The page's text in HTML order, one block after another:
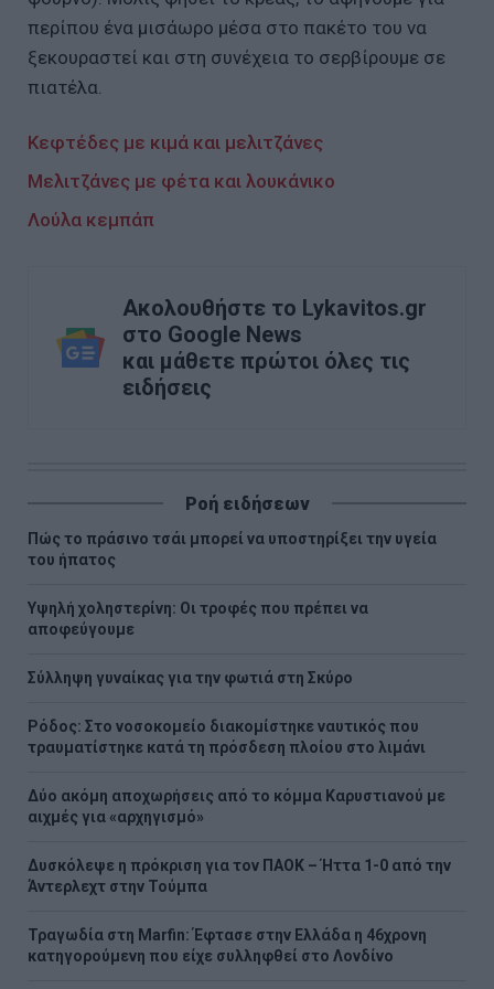
περίπου ένα μισάωρο μέσα στο πακέτο του να
ξεκουραστεί και στη συνέχεια το σερβίρουμε σε
πιατέλα.
Κεφτέδες με κιμά και μελιτζάνες
Μελιτζάνες με φέτα και λουκάνικο
Λούλα κεμπάπ
Ακολουθήστε το Lykavitos.gr
στο Google News
και μάθετε πρώτοι όλες τις
ειδήσεις
Ροή ειδήσεων
Πώς το πράσινο τσάι μπορεί να υποστηρίξει την υγεία
του ήπατος
Υψηλή χοληστερίνη: Οι τροφές που πρέπει να
αποφεύγουμε
Σύλληψη γυναίκας για την φωτιά στη Σκύρο
Ρόδος: Στο νοσοκομείο διακομίστηκε ναυτικός που
τραυματίστηκε κατά τη πρόσδεση πλοίου στο λιμάνι
Δύο ακόμη αποχωρήσεις από το κόμμα Καρυστιανού με
αιχμές για «αρχηγισμό»
Δυσκόλεψε η πρόκριση για τον ΠΑΟΚ – Ήττα 1-0 από την
Άντερλεχτ στην Τούμπα
Τραγωδία στη Marfin: Έφτασε στην Ελλάδα η 46χρονη
κατηγορούμενη που είχε συλληφθεί στο Λονδίνο